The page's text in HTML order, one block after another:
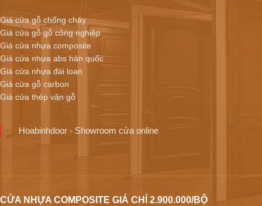
Giá cửa gỗ chống cháy
Giá cửa gỗ gỗ công nghiệp
Giá cửa nhựa composite
Giá cửa nhựa abs hàn quốc
Giá cửa nhựa đài loan
Giá cửa gỗ carbon
Giá cửa thép vân gỗ
Hoabinhdoor - Showroom cửa online
CỬA NHỰA COMPOSITE GIÁ CHỈ 2.900.000/BỘ